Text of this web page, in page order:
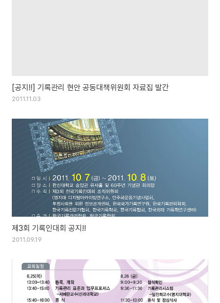
[공지!!] 기록관리 현안 공동대책위원회 자료집 발간
2011.11.03
제3회 기록인대회 공지!!
2011.09.19